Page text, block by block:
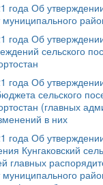
Об
муниципального
Об
сельского
Об
сельского
(главных
в них
Об
Кунгаковский
главных
муниципального